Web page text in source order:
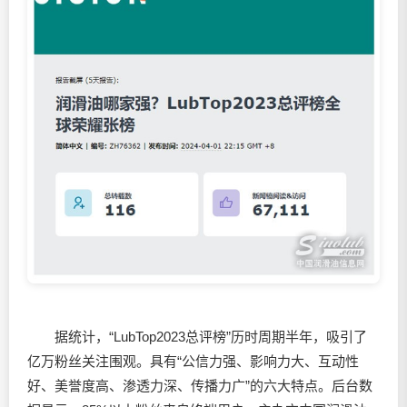
据统计，“LubTop2023总评榜”历时周期半年，吸引了
亿万粉丝关注围观。具有“公信力强、影响力大、互动性
好、美誉度高、渗透力深、传播力广”的六大特点。后台数